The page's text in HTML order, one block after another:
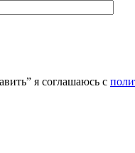
я соглашаюсь с